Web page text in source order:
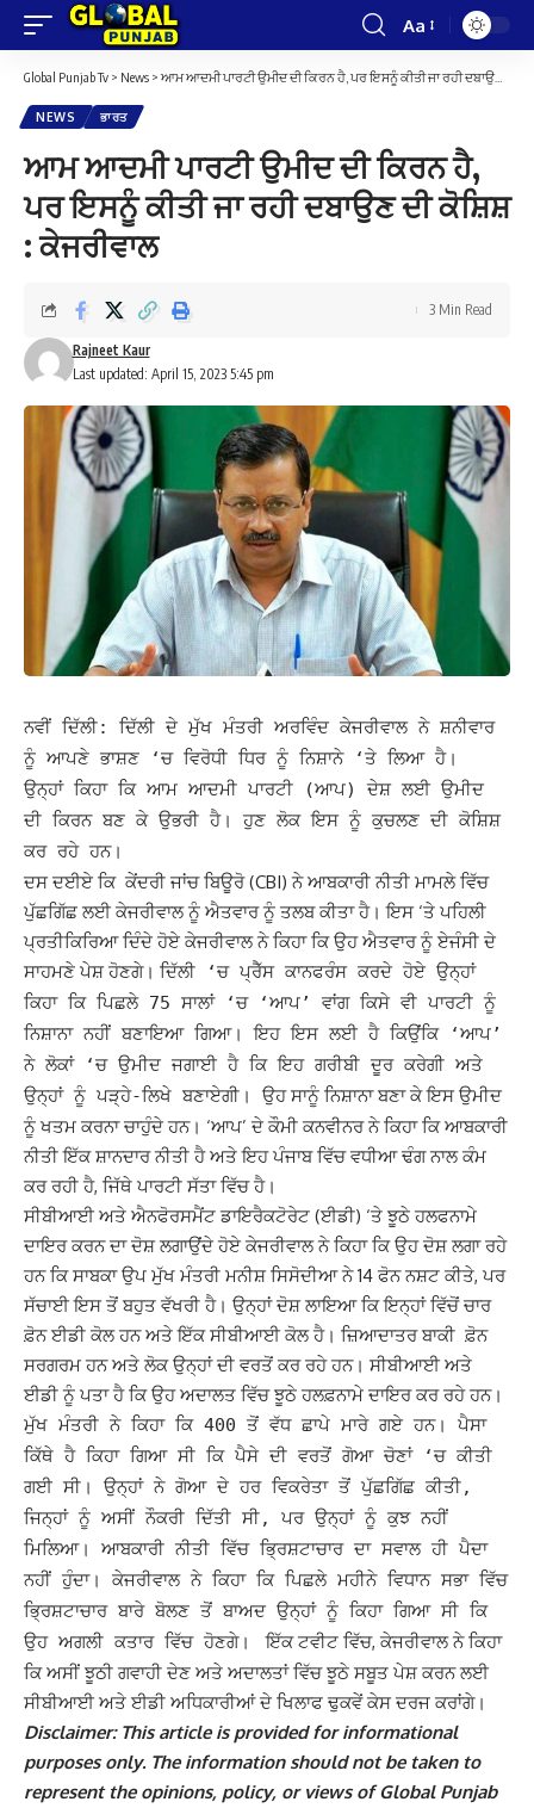
Font
Resizer
Aa
Global Punjab Tv > News > ਆਮ ਆਦਮੀ ਪਾਰਟੀ ਉਮੀਦ ਦੀ ਕਿਰਨ ਹੈ, ਪਰ ਇਸਨੂੰ ਕੀਤੀ ਜਾ ਰਹੀ ਦਬਾਉਣ ਦੀ ਕੋਸ਼ਿਸ਼ : ਕੇਜਰੀਵਾਲ
NEWS ਭਾਰਤ
ਆਮ ਆਦਮੀ ਪਾਰਟੀ ਉਮੀਦ ਦੀ ਕਿਰਨ ਹੈ,
ਪਰ ਇਸਨੂੰ ਕੀਤੀ ਜਾ ਰਹੀ ਦਬਾਉਣ ਦੀ ਕੋਸ਼ਿਸ਼
: ਕੇਜਰੀਵਾਲ
Last updated: April 15, 2023 5:45 pm
Rajneet Kaur
3 Min Read
ਨਵੀਂ ਦਿੱਲੀ: ਦਿੱਲੀ ਦੇ ਮੁੱਖ ਮੰਤਰੀ ਅਰਵਿੰਦ ਕੇਜਰੀਵਾਲ ਨੇ ਸ਼ਨੀਵਾਰ
ਨੂੰ ਆਪਣੇ ਭਾਸ਼ਣ ‘ਚ ਵਿਰੋਧੀ ਧਿਰ ਨੂੰ ਨਿਸ਼ਾਨੇ ‘ਤੇ ਲਿਆ ਹੈ।
ਉਨ੍ਹਾਂ ਕਿਹਾ ਕਿ ਆਮ ਆਦਮੀ ਪਾਰਟੀ (ਆਪ) ਦੇਸ਼ ਲਈ ਉਮੀਦ
ਦੀ ਕਿਰਨ ਬਣ ਕੇ ਉਭਰੀ ਹੈ। ਹੁਣ ਲੋਕ ਇਸ ਨੂੰ ਕੁਚਲਣ ਦੀ ਕੋਸ਼ਿਸ਼
ਕਰ ਰਹੇ ਹਨ।
ਦਸ ਦਈਏ ਕਿ ਕੇਂਦਰੀ ਜਾਂਚ ਬਿਊਰੋ (CBI) ਨੇ ਆਬਕਾਰੀ ਨੀਤੀ ਮਾਮਲੇ ਵਿੱਚ
ਪੁੱਛਗਿੱਛ ਲਈ ਕੇਜਰੀਵਾਲ ਨੂੰ ਐਤਵਾਰ ਨੂੰ ਤਲਬ ਕੀਤਾ ਹੈ। ਇਸ ‘ਤੇ ਪਹਿਲੀ
ਪ੍ਰਤੀਕਿਰਿਆ ਦਿੰਦੇ ਹੋਏ ਕੇਜਰੀਵਾਲ ਨੇ ਕਿਹਾ ਕਿ ਉਹ ਐਤਵਾਰ ਨੂੰ ਏਜੰਸੀ ਦੇ
ਸਾਹਮਣੇ ਪੇਸ਼ ਹੋਣਗੇ। ਦਿੱਲੀ ‘ਚ ਪ੍ਰੈੱਸ ਕਾਨਫਰੰਸ ਕਰਦੇ ਹੋਏ ਉਨ੍ਹਾਂ
ਕਿਹਾ ਕਿ ਪਿਛਲੇ 75 ਸਾਲਾਂ ‘ਚ ‘ਆਪ’ ਵਾਂਗ ਕਿਸੇ ਵੀ ਪਾਰਟੀ ਨੂੰ
ਨਿਸ਼ਾਨਾ ਨਹੀਂ ਬਣਾਇਆ ਗਿਆ। ਇਹ ਇਸ ਲਈ ਹੈ ਕਿਉਂਕਿ ‘ਆਪ’
ਨੇ ਲੋਕਾਂ ‘ਚ ਉਮੀਦ ਜਗਾਈ ਹੈ ਕਿ ਇਹ ਗਰੀਬੀ ਦੂਰ ਕਰੇਗੀ ਅਤੇ
ਉਨ੍ਹਾਂ ਨੂੰ ਪੜ੍ਹੇ-ਲਿਖੇ ਬਣਾਏਗੀ। ਉਹ ਸਾਨੂੰ ਨਿਸ਼ਾਨਾ ਬਣਾ ਕੇ ਇਸ ਉਮੀਦ
ਨੂੰ ਖਤਮ ਕਰਨਾ ਚਾਹੁੰਦੇ ਹਨ। ‘ਆਪ’ ਦੇ ਕੌਮੀ ਕਨਵੀਨਰ ਨੇ ਕਿਹਾ ਕਿ ਆਬਕਾਰੀ
ਨੀਤੀ ਇੱਕ ਸ਼ਾਨਦਾਰ ਨੀਤੀ ਹੈ ਅਤੇ ਇਹ ਪੰਜਾਬ ਵਿੱਚ ਵਧੀਆ ਢੰਗ ਨਾਲ ਕੰਮ
ਕਰ ਰਹੀ ਹੈ, ਜਿੱਥੇ ਪਾਰਟੀ ਸੱਤਾ ਵਿੱਚ ਹੈ।
ਸੀਬੀਆਈ ਅਤੇ ਐਨਫੋਰਸਮੈਂਟ ਡਾਇਰੈਕਟੋਰੇਟ (ਈਡੀ) ‘ਤੇ ਝੂਠੇ ਹਲਫਨਾਮੇ
ਦਾਇਰ ਕਰਨ ਦਾ ਦੋਸ਼ ਲਗਾਉਂਦੇ ਹੋਏ ਕੇਜਰੀਵਾਲ ਨੇ ਕਿਹਾ ਕਿ ਉਹ ਦੋਸ਼ ਲਗਾ ਰਹੇ
ਹਨ ਕਿ ਸਾਬਕਾ ਉਪ ਮੁੱਖ ਮੰਤਰੀ ਮਨੀਸ਼ ਸਿਸੋਦੀਆ ਨੇ 14 ਫੋਨ ਨਸ਼ਟ ਕੀਤੇ, ਪਰ
ਸੱਚਾਈ ਇਸ ਤੋਂ ਬਹੁਤ ਵੱਖਰੀ ਹੈ। ਉਨ੍ਹਾਂ ਦੋਸ਼ ਲਾਇਆ ਕਿ ਇਨ੍ਹਾਂ ਵਿੱਚੋਂ ਚਾਰ
ਫ਼ੋਨ ਈਡੀ ਕੋਲ ਹਨ ਅਤੇ ਇੱਕ ਸੀਬੀਆਈ ਕੋਲ ਹੈ। ਜ਼ਿਆਦਾਤਰ ਬਾਕੀ ਫ਼ੋਨ
ਸਰਗਰਮ ਹਨ ਅਤੇ ਲੋਕ ਉਨ੍ਹਾਂ ਦੀ ਵਰਤੋਂ ਕਰ ਰਹੇ ਹਨ। ਸੀਬੀਆਈ ਅਤੇ
ਈਡੀ ਨੂੰ ਪਤਾ ਹੈ ਕਿ ਉਹ ਅਦਾਲਤ ਵਿੱਚ ਝੂਠੇ ਹਲਫ਼ਨਾਮੇ ਦਾਇਰ ਕਰ ਰਹੇ ਹਨ।
ਮੁੱਖ ਮੰਤਰੀ ਨੇ ਕਿਹਾ ਕਿ 400 ਤੋਂ ਵੱਧ ਛਾਪੇ ਮਾਰੇ ਗਏ ਹਨ। ਪੈਸਾ
ਕਿੱਥੇ ਹੈ ਕਿਹਾ ਗਿਆ ਸੀ ਕਿ ਪੈਸੇ ਦੀ ਵਰਤੋਂ ਗੋਆ ਚੋਣਾਂ ‘ਚ ਕੀਤੀ
ਗਈ ਸੀ। ਉਨ੍ਹਾਂ ਨੇ ਗੋਆ ਦੇ ਹਰ ਵਿਕਰੇਤਾ ਤੋਂ ਪੁੱਛਗਿੱਛ ਕੀਤੀ,
ਜਿਨ੍ਹਾਂ ਨੂੰ ਅਸੀਂ ਨੌਕਰੀ ਦਿੱਤੀ ਸੀ, ਪਰ ਉਨ੍ਹਾਂ ਨੂੰ ਕੁਝ ਨਹੀਂ
ਮਿਲਿਆ। ਆਬਕਾਰੀ ਨੀਤੀ ਵਿੱਚ ਭ੍ਰਿਸ਼ਟਾਚਾਰ ਦਾ ਸਵਾਲ ਹੀ ਪੈਦਾ
ਨਹੀਂ ਹੁੰਦਾ। ਕੇਜਰੀਵਾਲ ਨੇ ਕਿਹਾ ਕਿ ਪਿਛਲੇ ਮਹੀਨੇ ਵਿਧਾਨ ਸਭਾ ਵਿੱਚ
ਭ੍ਰਿਸ਼ਟਾਚਾਰ ਬਾਰੇ ਬੋਲਣ ਤੋਂ ਬਾਅਦ ਉਨ੍ਹਾਂ ਨੂੰ ਕਿਹਾ ਗਿਆ ਸੀ ਕਿ
ਉਹ ਅਗਲੀ ਕਤਾਰ ਵਿੱਚ ਹੋਣਗੇ।
ਇੱਕ ਟਵੀਟ ਵਿੱਚ, ਕੇਜਰੀਵਾਲ ਨੇ ਕਿਹਾ
ਕਿ ਅਸੀਂ ਝੂਠੀ ਗਵਾਹੀ ਦੇਣ ਅਤੇ ਅਦਾਲਤਾਂ ਵਿੱਚ ਝੂਠੇ ਸਬੂਤ ਪੇਸ਼ ਕਰਨ ਲਈ
ਸੀਬੀਆਈ ਅਤੇ ਈਡੀ ਅਧਿਕਾਰੀਆਂ ਦੇ ਖਿਲਾਫ ਢੁਕਵੇਂ ਕੇਸ ਦਰਜ ਕਰਾਂਗੇ।
Disclaimer: This article is provided for informational
purposes only. The information should not be taken to
represent the opinions, policy, or views of Global Punjab